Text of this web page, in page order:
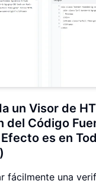
un Visor de
del Código
es en
fácilmente una